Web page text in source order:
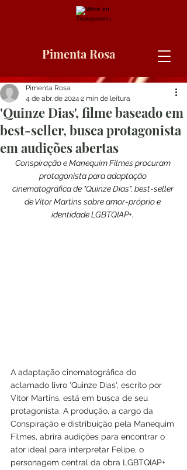
Pimenta Rosa
'Quinze Dias', filme baseado em
best-seller, busca protagonista
em audições abertas
Pimenta Rosa
4 de abr. de 2024 2 min de leitura
Conspiração e Manequim Filmes procuram
protagonista para adaptação
cinematográfica de "Quinze Dias", best-seller
de Vitor Martins sobre amor-próprio e
identidade LGBTQIAP+.
A adaptação cinematográfica do
aclamado livro 'Quinze Dias', escrito por
Vitor Martins, está em busca de seu
protagonista. A produção, a cargo da
Conspiração e distribuição pela Manequim
Filmes, abrirá audições para encontrar o
ator ideal para interpretar Felipe, o
personagem central da obra LGBTQIAP+